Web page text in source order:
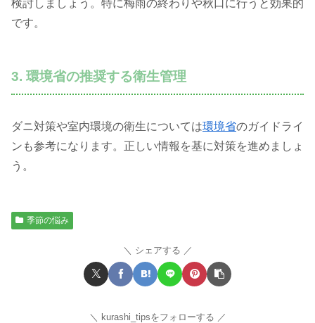
検討しましょう。特に梅雨の終わりや秋口に行うと効果的
です。
3. 環境省の推奨する衛生管理
ダニ対策や室内環境の衛生については環境省のガイドライ
ンも参考になります。正しい情報を基に対策を進めましょ
う。
季節の悩み
シェアする
kurashi_tipsをフォローする